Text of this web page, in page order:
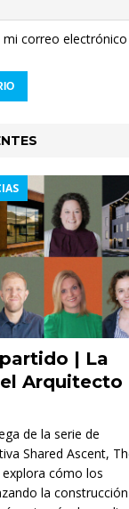
correo
| La
Arquitecto
de la serie de
Shared Ascent,
explora cómo los
la construcción